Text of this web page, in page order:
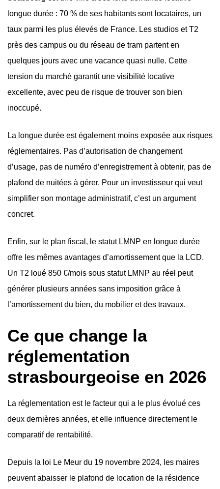
longue durée : 70 % de ses habitants sont locataires, un
taux parmi les plus élevés de France. Les studios et T2
près des campus ou du réseau de tram partent en
quelques jours avec une vacance quasi nulle. Cette
tension du marché garantit une visibilité locative
excellente, avec peu de risque de trouver son bien
inoccupé.
La longue durée est également moins exposée aux risques
réglementaires. Pas d’autorisation de changement
d’usage, pas de numéro d’enregistrement à obtenir, pas de
plafond de nuitées à gérer. Pour un investisseur qui veut
simplifier son montage administratif, c’est un argument
concret.
Enfin, sur le plan fiscal, le statut LMNP en longue durée
offre les mêmes avantages d’amortissement que la LCD.
Un T2 loué 850 €/mois sous statut LMNP au réel peut
générer plusieurs années sans imposition grâce à
l’amortissement du bien, du mobilier et des travaux.
Ce que change la
réglementation
strasbourgeoise en 2026
La réglementation est le facteur qui a le plus évolué ces
deux dernières années, et elle influence directement le
comparatif de rentabilité.
Depuis la loi Le Meur du 19 novembre 2024, les maires
peuvent abaisser le plafond de location de la résidence